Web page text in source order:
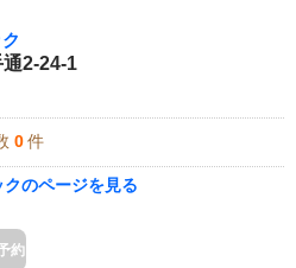
2-24-1
0 件
のページを見る
約